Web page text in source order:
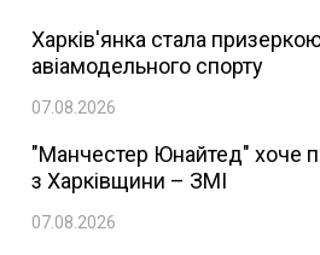
Харків'янка стала
авіамодельного спорту
07.08.2026
"Манчестер Юнайтед" хоче
з Харківщини – ЗМІ
07.08.2026